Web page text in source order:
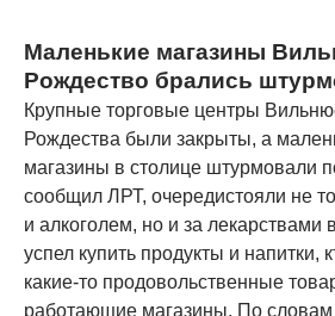
Маленькие магазины
Рождество брались
Крупные торговые центры
Рождества были закрыты, а
магазины в столице штурмовали
сообщил ЛРТ, очередистояли не
и алкоголем, но и за лекарствами
успел купить продукты и напитки,
какие-то продовольственные
работающие магазины. По словам